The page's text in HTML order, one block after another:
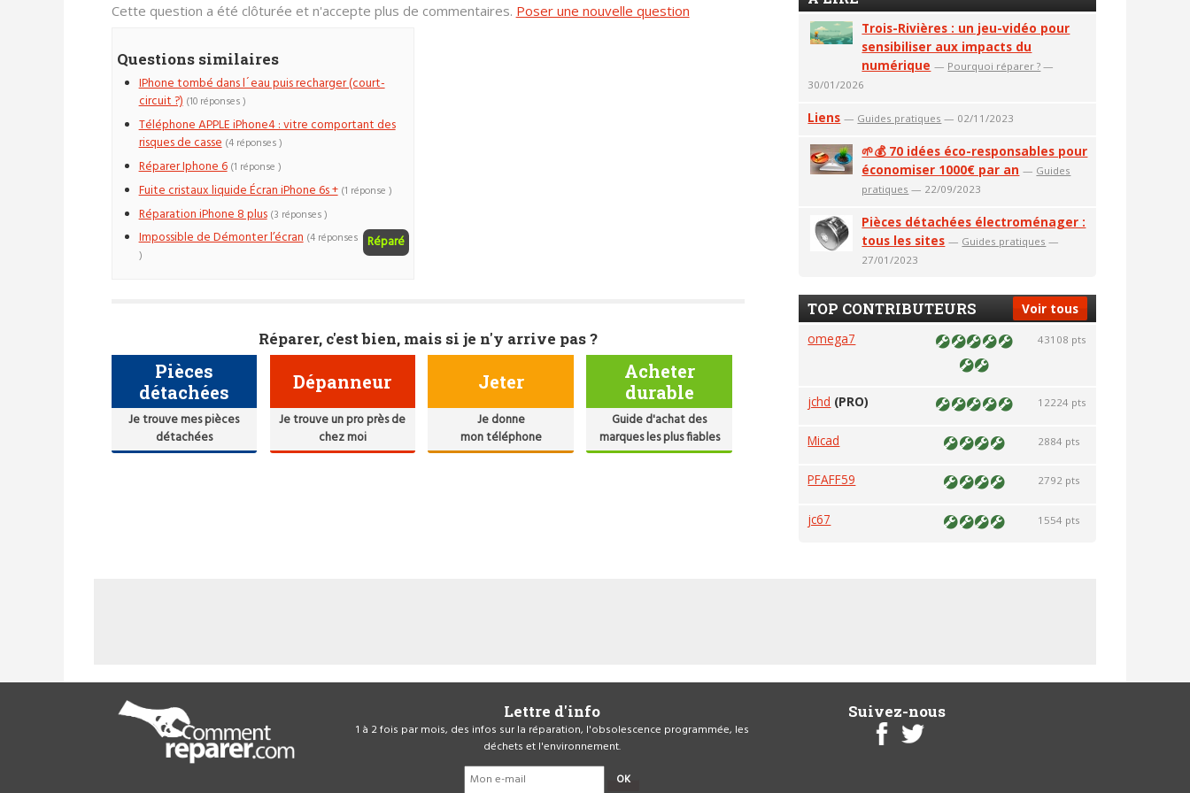
Cette question a été clôturée et n'accepte plus de commentaires. Poser une nouvelle question
Questions similaires
IPhone tombé dans l´eau puis recharger (court-
circuit ?) (10 réponses )
Téléphone APPLE iPhone4 : vitre comportant des
risques de casse (4 réponses )
Réparer Iphone 6 (1 réponse )
Fuite cristaux liquide Écran iPhone 6s + (1 réponse )
Réparation iPhone 8 plus (3 réponses )
Impossible de Démonter l’écran Réparé
(4 réponses
)
Réparer, c'est bien, mais si je n'y arrive pas ?
Pièces
détachées
Je trouve mes pièces
détachées
Dépanneur
Je trouve un pro près de
chez moi
Jeter
Je donne
mon téléphone
Acheter
durable
Guide d'achat des
marques les plus fiables
Trois-Rivières : un jeu-vidéo pour
sensibiliser aux impacts du
numérique — Pourquoi réparer ? —
30/01/2026
Liens — Guides pratiques — 02/11/2023
🌱💰 70 idées éco-responsables pour
économiser 1000€ par an — Guides
pratiques — 22/09/2023
Pièces détachées électroménager :
tous les sites — Guides pratiques —
27/01/2023
Voir tous
TOP CONTRIBUTEURS
omega7 43108 pts
jchd (PRO) 12224 pts
Micad 2884 pts
PFAFF59 2792 pts
jc67 1554 pts
Lettre d'info
1 à 2 fois par mois, des infos sur la réparation, l'obsolescence programmée, les
déchets et l'environnement.
OK
Suivez-nous